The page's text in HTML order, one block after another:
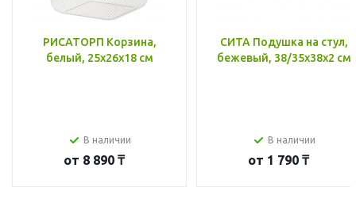
РИСАТОРП Корзина,
белый, 25x26x18 см
В наличии
от 8 890 ₸
СИТА Подушка на стул,
бежевый, 38/35x38x2 см
В наличии
от 1 790 ₸